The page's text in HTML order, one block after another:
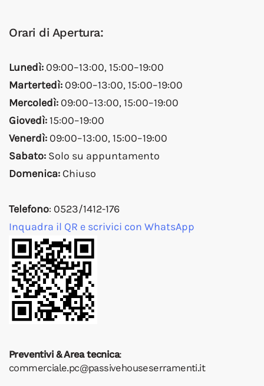
Orari di Apertura:
Lunedì: 09:00–13:00, 15:00–19:00
Martertedì: 09:00–13:00, 15:00–19:00
Mercoledì: 09:00–13:00, 15:00–19:00
Giovedì:15:00–19:00
Venerdì: 09:00–13:00, 15:00–19:00
Sabato: Solo su appuntamento
Domenica: Chiuso
Telefono: 0523/1412-176
Inquadra il QR e scrivici con WhatsApp
Preventivi & Area tecnica:
commerciale.pc@passivehouseserramenti.it